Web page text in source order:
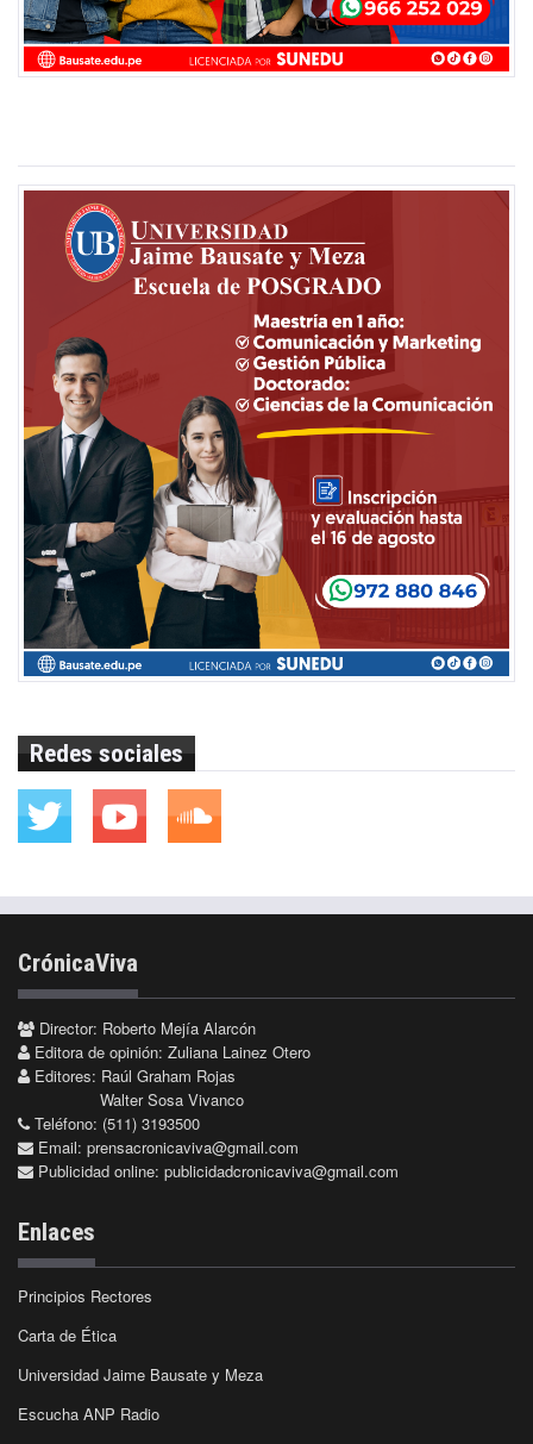
Redes sociales
CrónicaViva
Director: Roberto Mejía Alarcón
Editora de opinión: Zuliana Lainez Otero
Editores: Raúl Graham Rojas
Walter Sosa Vivanco
Teléfono: (511) 3193500
Email: prensacronicaviva@gmail.com
Publicidad online: publicidadcronicaviva@gmail.com
Enlaces
Principios Rectores
Carta de Ética
Universidad Jaime Bausate y Meza
Escucha ANP Radio